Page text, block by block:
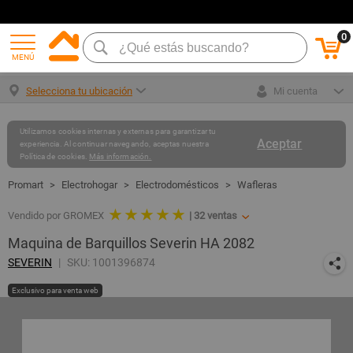
MENÚ
0
Selecciona tu ubicación Mi cuenta
Aceptar
Utilizamos cookies internas y externas para garantizar tu
experiencia. Al continuar navegando, aceptas nuestra
Política de cookies. Más información.
Electrohogar Electrodomésticos Wafleras
Vendido por GROMEX ★ ★ ★ ★ ★ | 32 ventas
Maquina de Barquillos Severin HA 2082
SEVERIN SKU: 1001396874
Exclusivo para venta web